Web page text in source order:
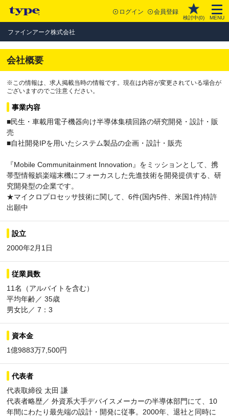
ログイン 会員登録
検討中(0) MENU
ファインアーク株式会社
会社概要
※この情報は、求人掲載当時の情報です。現在は内容が変更されている場合が
ございますのでご注意ください。
事業内容
■民生・車載用電子機器向け半導体集積回路の研究開発・設計・販
売
■自社開発IPを用いたシステム製品の企画・設計・販売
『Mobile Communitainment Innovation』をミッションとして、携
帯型情報娯楽端末機にフォーカスした先進技術を開発提供する、研
究開発型の企業です。
★マイクロプロセッサ技術に関して、6件(国内5件、米国1件)特許
出願中
設立
2000年2月1日
従業員数
11名（アルバイトを含む）
平均年齢／ 35歳
男女比／ 7：3
資本金
1億9883万7,500円
代表者
代表取締役 太田 謙
代表者略歴／ 外資系大手デバイスメーカーの半導体部門にて、10
年間にわたり最先端の設計・開発に従事。2000年、退社と同時に